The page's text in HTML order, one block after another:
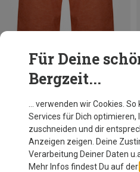
Du sparst 61%
Für Deine
Bergzeit...
… verwenden wir Cookies.
Services für Dich optimieren,
zuschneiden und dir
Anzeigen zeigen. Deine
Verarbeitung Deiner Daten
Mehr Infos findest Du auf der